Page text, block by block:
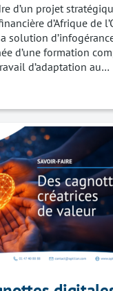
d’un projet
d’Afrique de
solution
d’une formation
d’adaptation au…